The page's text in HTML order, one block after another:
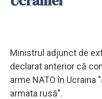
Ministrul adjunct de
declarat anterior că
arme NATO în
armata rusă".